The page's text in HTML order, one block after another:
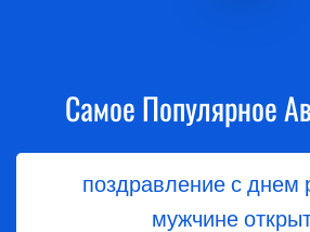
Самое Популярное
поздравление с днем
мужчине